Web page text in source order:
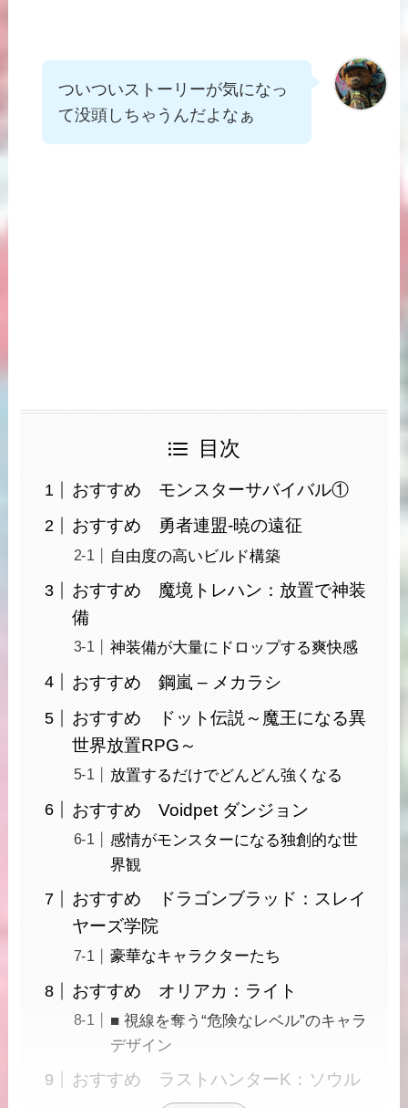
ついついストーリーが気になっ
て没頭しちゃうんだよなぁ
目次
おすすめ モンスターサバイバル①
おすすめ 勇者連盟-暁の遠征
自由度の高いビルド構築
おすすめ 魔境トレハン：放置で神装
備
神装備が大量にドロップする爽快感
おすすめ 鋼嵐 – メカラシ
おすすめ ドット伝説～魔王になる異
世界放置RPG～
放置するだけでどんどん強くなる
おすすめ Voidpet ダンジョン
感情がモンスターになる独創的な世
界観
おすすめ ドラゴンブラッド：スレイ
ヤーズ学院
豪華なキャラクターたち
おすすめ オリアカ：ライト
■ 視線を奪う“危険なレベル”のキャラ
デザイン
おすすめ ラストハンターK：ソウル